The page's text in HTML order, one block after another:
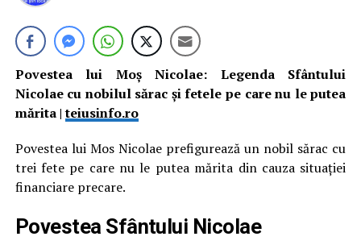
Povestea lui Moș Nicolae: Legenda Sfântului
Nicolae cu nobilul sărac și fetele pe care nu le putea
mărita |teiusinfo.ro
Povestea lui Mos Nicolae prefigurează un nobil sărac cu
trei fete pe care nu le putea mărita din cauza situației
financiare precare.
Povestea Sfântului Nicolae